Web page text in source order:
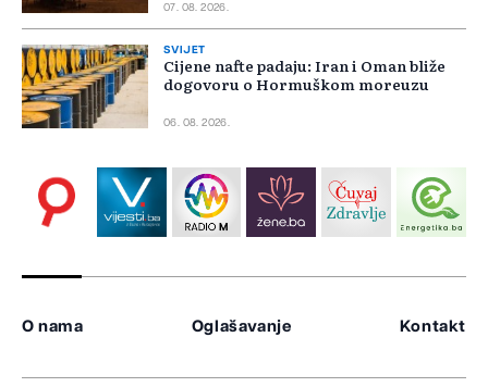
07. 08. 2026.
SVIJET
Cijene nafte padaju: Iran i Oman bliže
dogovoru o Hormuškom moreuzu
06. 08. 2026.
O nama Oglašavanje Kontakt